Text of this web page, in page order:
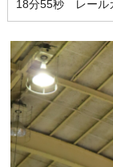
18分55秒 レール